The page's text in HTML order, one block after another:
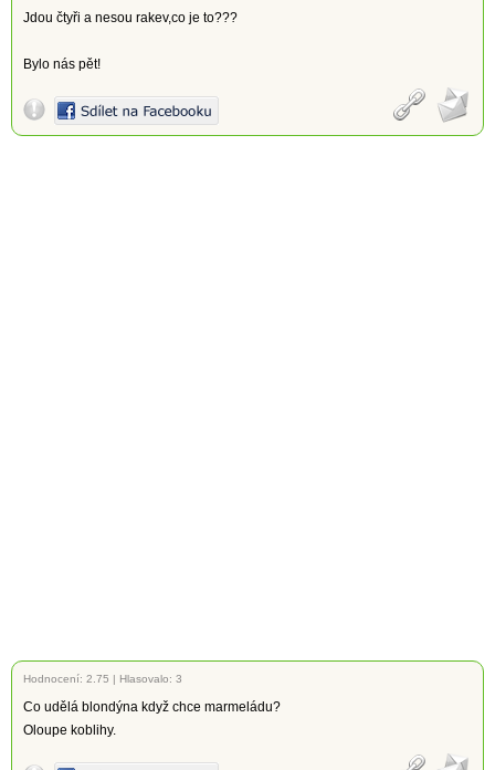
Jdou čtyři a nesou rakev,co je to???
Bylo nás pět!
Hodnocení: 2.75 | Hlasovalo: 3
Co udělá blondýna když chce marmeládu?
Oloupe koblihy.